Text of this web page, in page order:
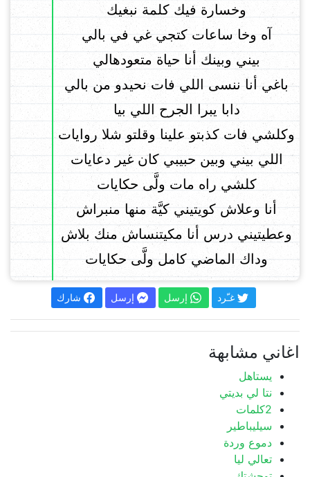
وخسارة فيك كلمة نبغيك
آه وخا ساعات كتجي غي في بالي
بيني وبينك أنا حياة متعودهالي
باغي أنا ننسى اللي فات نحيدو من بالي
دابا يبرا الجرح اللي بيا
وكلشي فات كذبتو علينا وقلتو شلا روايات
اللي بيني وبين حبيبي كان غير دعايات
كلشي راه مات ولَّى حكايات
أنا وعلاش كويتيني كيَّة منها منبراش
وعطيتيني درس أنا مكيتنساش منك بلاش
وداك الماضي كامل ولَّى حكايات
اغاني مشابهة
يستاهل
نتا لي بديتي
2كلمات
سيليباطير
دموع وردة
تعالي ليا